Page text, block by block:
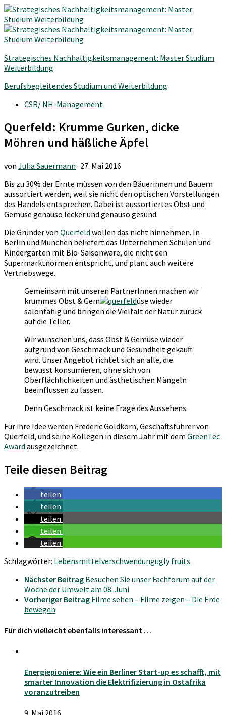
Strategisches Nachhaltigkeitsmanagement: Master Studium
Weiterbildung
Berufsbegleitendes Studium und Weiterbildung
CSR/ NH-Management
Querfeld: Krumme Gurken, dicke
Möhren und häßliche Äpfel
von Julia Sauermann · 27. Mai 2016
Bis zu 30% der Ernte müssen von den Bäuerinnen und Bauern
aussortiert werden, weil sie nicht den optischen Vorstellungen
des Handels entsprechen. Dabei ist aussortiertes Obst und
Gemüse genauso lecker und genauso gesund.
Die Gründer von Querfeld wollen das nicht hinnehmen. In
Berlin und München beliefert das Unternehmen Schulen und
Kindergärten mit Bio-Saisonware, die nicht den
Supermarktnormen entspricht, und plant auch weitere
Vertriebswege.
Gemeinsam mit unseren PartnerInnen machen wir
krummes Obst & Gem
üse wieder
salonfähig und bringen die Vielfalt der Natur zurück
auf die Teller.
Wir wünschen uns, dass Obst & Gemüse wieder
aufgrund von Geschmack und Gesundheit gekauft
wird. Unser Angebot richtet sich an alle, die
bewusst konsumieren, ohne sich von
Oberflächlichkeiten und ästhetischen Mängeln
beeinflussen zu lassen.
Denn Geschmack ist keine Frage des Aussehens.
Für ihre Idee werden Frederic Goldkorn, Geschäftsführer von
Querfeld, und seine Kollegen in diesem Jahr mit dem GreenTec
Award ausgezeichnet.
Teile diesen Beitrag
teilen
teilen
teilen
teilen
teilen
Schlagwörter: Lebensmittelverschwendungugly fruits
Nächster Beitrag Besuchen Sie unser Fachforum auf der
Woche der Umwelt am 08. Juni
Vorheriger Beitrag Filme sehen – Filme zeigen – Die Erde
bewegen
Für dich vielleicht ebenfalls interessant …
Energiepioniere: Wie ein Berliner Start-up es schafft, mit
smarter Innovation die Elektrifizierung in Ostafrika
voranzutreiben
9. Mai 2016